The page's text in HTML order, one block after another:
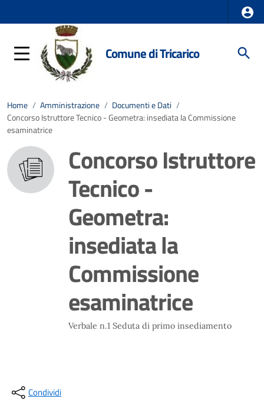
Comune di Tricarico
Home / Amministrazione / Documenti e Dati /
Concorso Istruttore Tecnico - Geometra: insediata la Commissione
esaminatrice
Concorso Istruttore
Tecnico -
Geometra:
insediata la
Commissione
esaminatrice
Verbale n.1 Seduta di primo insediamento
Condividi